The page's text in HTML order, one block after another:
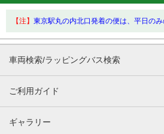
【注】 東京駅丸の内北口発着の便は、平日のみ
車両検索/ラッピングバス検索
ご利用ガイド
ギャラリー